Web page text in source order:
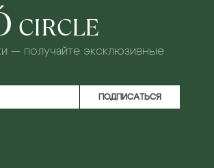
CIRCLE
— получайте эксклюзивные
ПОДПИСАТЬСЯ